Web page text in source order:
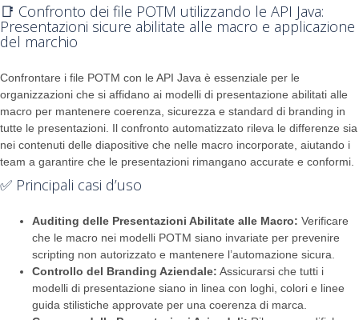
📑 Confronto dei file POTM utilizzando le API Java:
Presentazioni sicure abilitate alle macro e applicazione
del marchio
Confrontare i file POTM con le API Java è essenziale per le
organizzazioni che si affidano ai modelli di presentazione abilitati alle
macro per mantenere coerenza, sicurezza e standard di branding in
tutte le presentazioni. Il confronto automatizzato rileva le differenze sia
nei contenuti delle diapositive che nelle macro incorporate, aiutando i
team a garantire che le presentazioni rimangano accurate e conformi.
✅ Principali casi d’uso
Auditing delle Presentazioni Abilitate alle Macro: Verificare
che le macro nei modelli POTM siano invariate per prevenire
scripting non autorizzato e mantenere l’automazione sicura.
Controllo del Branding Aziendale: Assicurarsi che tutti i
modelli di presentazione siano in linea con loghi, colori e linee
guida stilistiche approvate per una coerenza di marca.